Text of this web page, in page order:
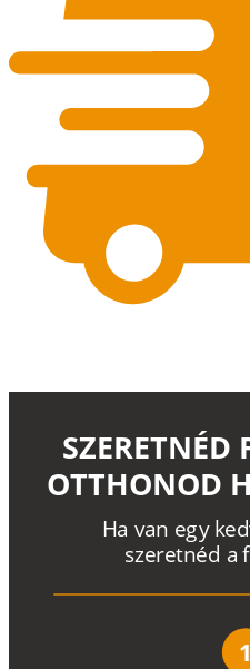
Ha van egy ked
szeretnéd a
SZERETNÉD
OTTHONOD
1